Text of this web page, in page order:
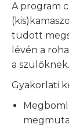
A program
tudott
lévén a
a szülőknek.
Gyakorlati